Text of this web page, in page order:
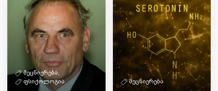
მეცნიერება,
ფსიქოლოგია
მეცნიერება